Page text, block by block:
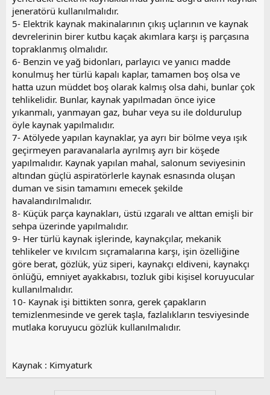
jeneratörü kullanılmalıdır.
5- Elektrik kaynak makinalarının çıkış uçlarının ve kaynak
devrelerinin birer kutbu kaçak akımlara karşı iş parçasına
topraklanmış olmalıdır.
6- Benzin ve yağ bidonları, parlayıcı ve yanıcı madde
konulmuş her türlü kapalı kaplar, tamamen boş olsa ve
hatta uzun müddet boş olarak kalmış olsa dahi, bunlar çok
tehlikelidir. Bunlar, kaynak yapılmadan önce iyice
yıkanmalı, yanmayan gaz, buhar veya su ile doldurulup
öyle kaynak yapılmalıdır.
7- Atölyede yapılan kaynaklar, ya ayrı bir bölme veya ışık
geçirmeyen paravanalarla ayrılmış ayrı bir köşede
yapılmalıdır. Kaynak yapılan mahal, salonum seviyesinin
altından güçlü aspiratörlerle kaynak esnasında oluşan
duman ve sisin tamamını emecek şekilde
havalandırılmalıdır.
8- Küçük parça kaynakları, üstü ızgaralı ve alttan emişli bir
sehpa üzerinde yapılmalıdır.
9- Her türlü kaynak işlerinde, kaynakçılar, mekanik
tehlikeler ve kıvılcım sıçramalarına karşı, işin özelliğine
göre berat, gözlük, yüz siperi, kaynakçı eldiveni, kaynakçı
önlüğü, emniyet ayakkabısı, tozluk gibi kişisel koruyucular
kullanılmalıdır.
10- Kaynak işi bittikten sonra, gerek çapakların
temizlenmesinde ve gerek taşla, fazlalıkların tesviyesinde
mutlaka koruyucu gözlük kullanılmalıdır.
Kaynak : Kimyaturk